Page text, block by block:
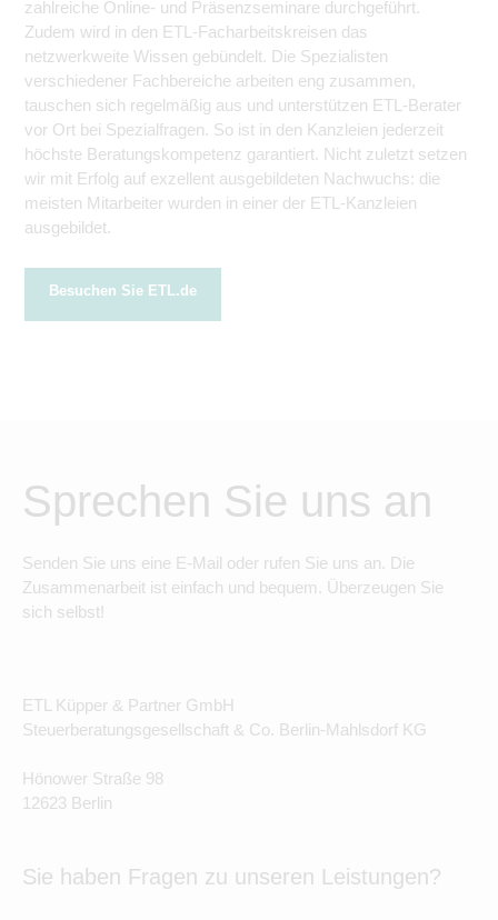
zahlreiche Online- und Präsenzseminare durchgeführt.
Zudem wird in den ETL-Facharbeitskreisen das
netzwerkweite Wissen gebündelt. Die Spezialisten
verschiedener Fachbereiche arbeiten eng zusammen,
tauschen sich regelmäßig aus und unterstützen ETL-Berater
vor Ort bei Spezialfragen. So ist in den Kanzleien jederzeit
höchste Beratungskompetenz garantiert. Nicht zuletzt setzen
wir mit Erfolg auf exzellent ausgebildeten Nachwuchs: die
meisten Mitarbeiter wurden in einer der ETL-Kanzleien
ausgebildet.
Besuchen Sie ETL.de
Sprechen Sie uns an
Senden Sie uns eine E-Mail oder rufen Sie uns an. Die
Zusammenarbeit ist einfach und bequem. Überzeugen Sie
sich selbst!
ETL Küpper & Partner GmbH
Steuerberatungsgesellschaft & Co. Berlin-Mahlsdorf KG
Hönower Straße 98
12623 Berlin
Sie haben Fragen zu unseren Leistungen?